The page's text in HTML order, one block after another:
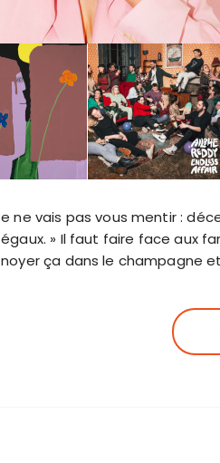
e ne vais pas vous mentir :
égaux. » Il faut faire face aux
noyer ça dans le champagne